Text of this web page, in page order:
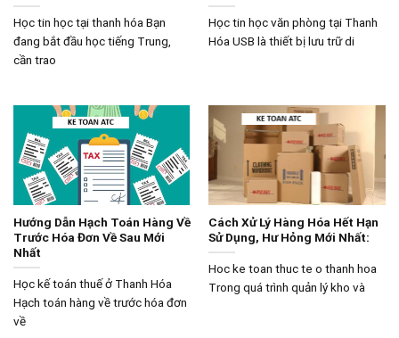
Học tin học tại thanh hóa Bạn
đang bắt đầu học tiếng Trung,
cần trao
Học tin học văn phòng tại Thanh
Hóa USB là thiết bị lưu trữ di
Hướng Dẫn Hạch Toán Hàng Về
Trước Hóa Đơn Về Sau Mới
Nhất
Học kế toán thuế ở Thanh Hóa
Hạch toán hàng về trước hóa đơn
về
Cách Xử Lý Hàng Hóa Hết Hạn
Sử Dụng, Hư Hỏng Mới Nhất:
Hoc ke toan thuc te o thanh hoa
Trong quá trình quản lý kho và